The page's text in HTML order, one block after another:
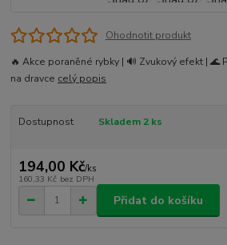
Ohodnotit produkt
🔥 Akce poraněné rybky | 🔊 Zvukový efekt | 🌊
na dravce celý popis
Dostupnost Skladem 2 ks
194,00 Kč/ks
160,33 Kč bez DPH
Přidat do košíku